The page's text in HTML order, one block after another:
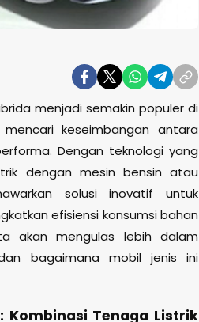
menjadi semakin populer di
keseimbangan antara
Dengan teknologi yang
dengan mesin bensin atau
solusi inovatif untuk
efisiensi konsumsi bahan
akan mengulas lebih dalam
bagaimana mobil jenis ini
Kombinasi Tenaga Listrik